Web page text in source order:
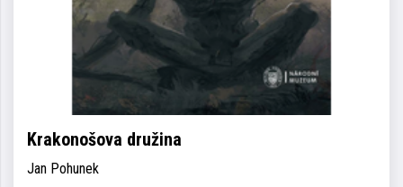
Krakonošova družina
Jan Pohunek